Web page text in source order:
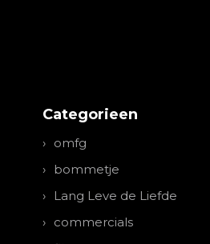
Categorieen
omfg
bommetje
Lang Leve de Liefde
commercials